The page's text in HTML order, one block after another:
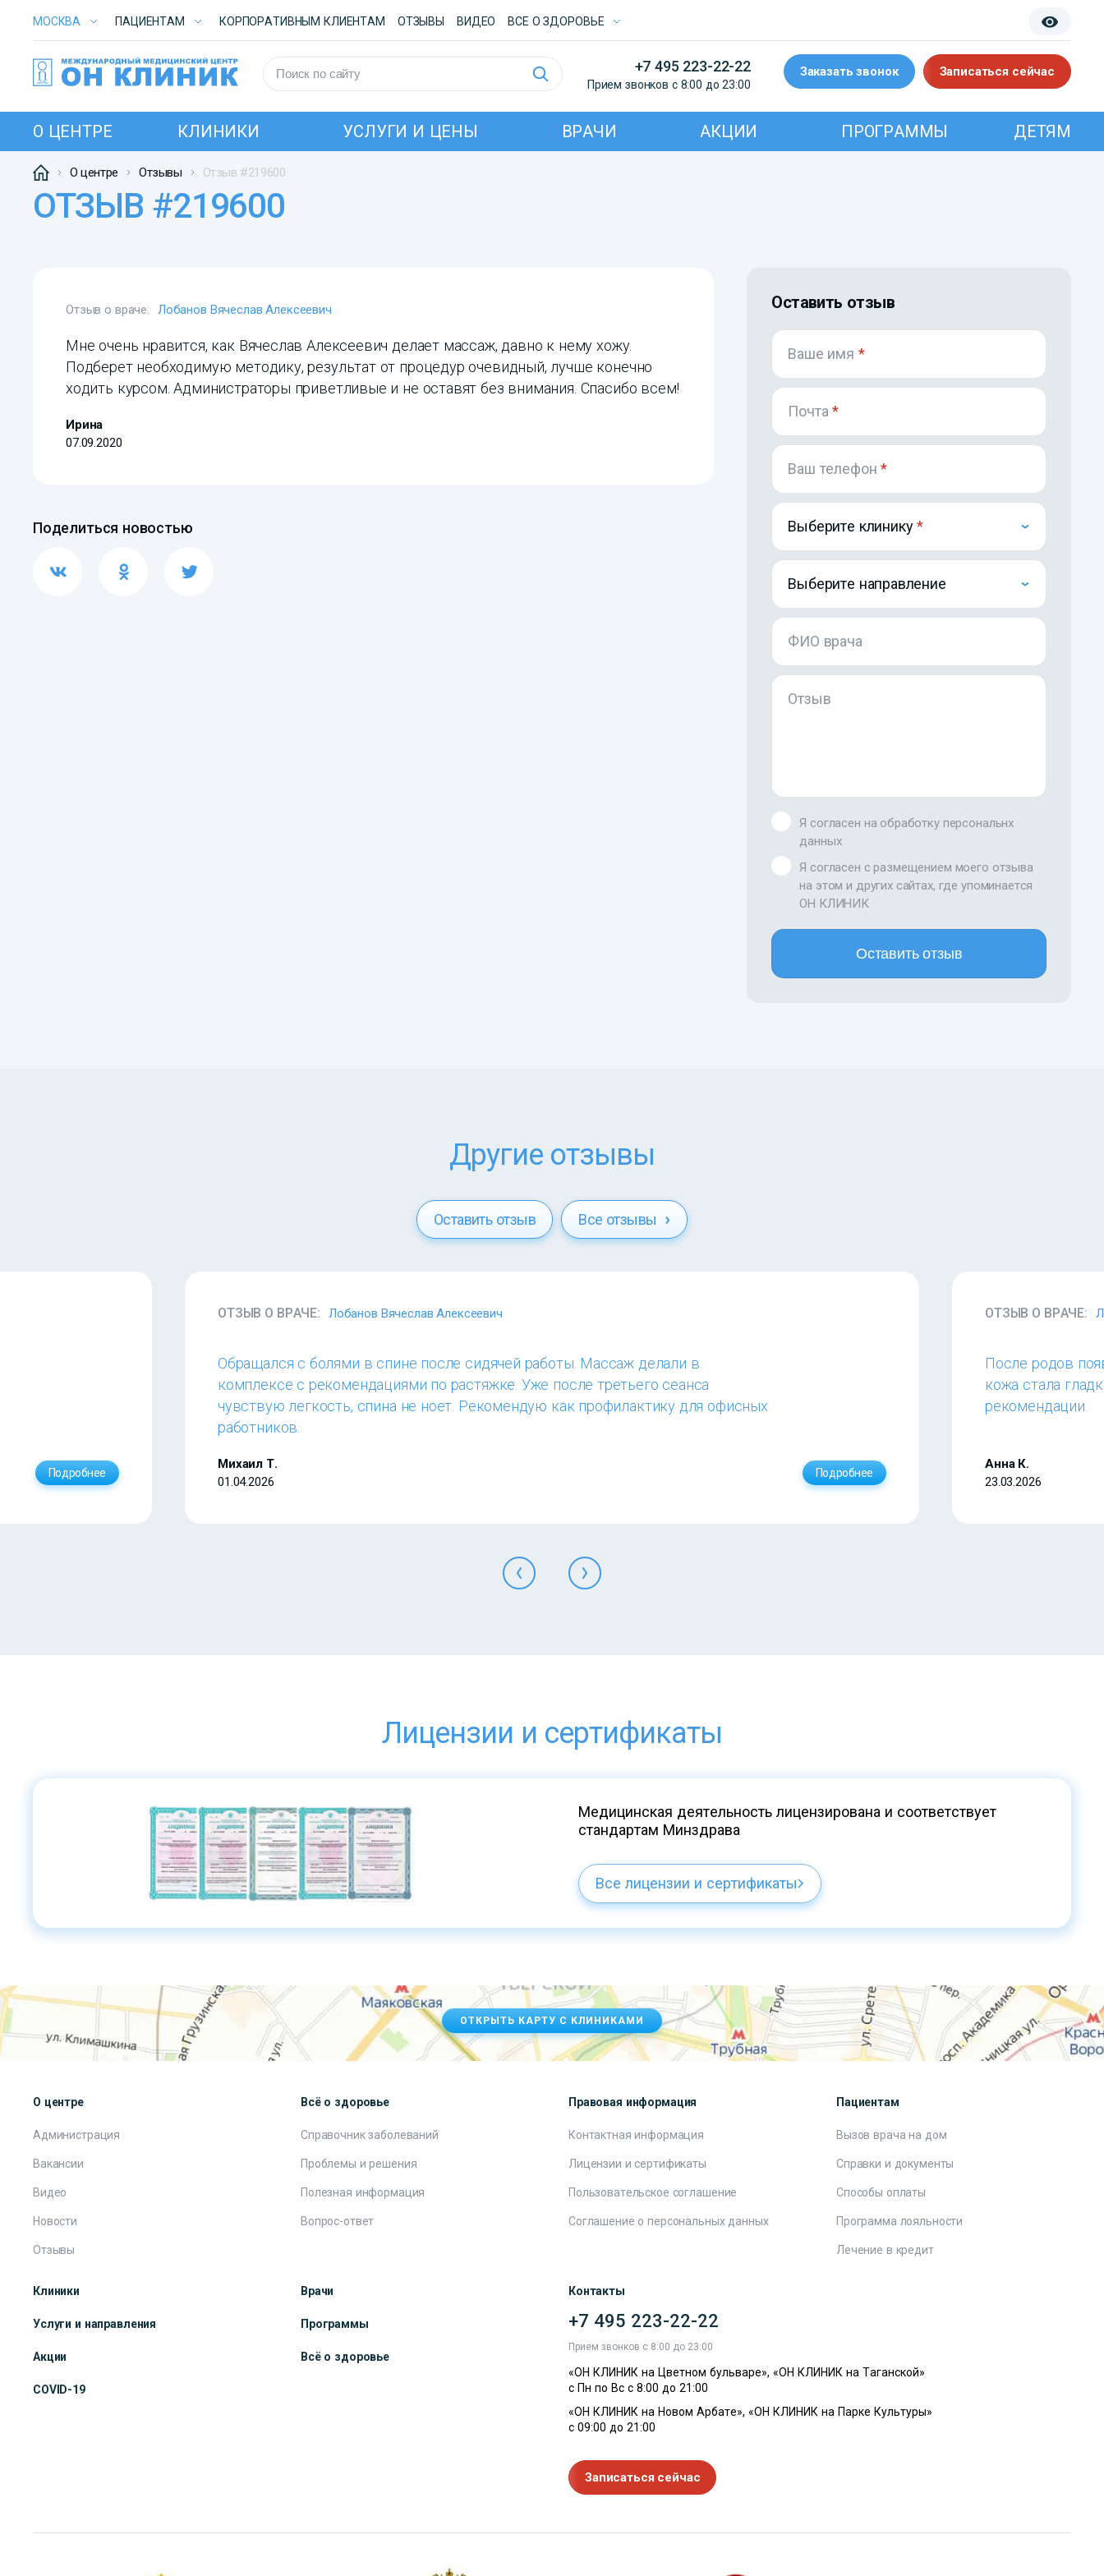
МОСКВА ПАЦИЕНТАМ КОРПОРАТИВНЫМ КЛИЕНТАМ ОТЗЫВЫ ВИДЕО ВСE О ЗДОРОВЬЕ
+7 495 223-22-22
Прием звонков с 8:00 до 23:00
Заказать звонок Записаться сейчас
О ЦЕНТРЕ КЛИНИКИ УСЛУГИ И ЦЕНЫ ВРАЧИ АКЦИИ ПРОГРАММЫ ДЕТЯМ
О центре Отзывы Отзыв #219600
ОТЗЫВ #219600
Отзыв о враче: Лобанов Вячеслав Алексеевич
Мне очень нравится, как Вячеслав Алексеевич делает массаж, давно к нему хожу.
Подберет необходимую методику, результат от процедур очевидный, лучше конечно
ходить курсом. Администраторы приветливые и не оставят без внимания. Спасибо всем!
Ирина
07.09.2020
Поделиться новостью
Оставить отзыв
Ваше имя *
Почта*
Ваш телефон*
Выберите клинику
Выберите направление
ФИО врача
Отзыв
Я согласен на обработку персональнх
данных
Я согласен с размещением моего отзыва
на этом и других сайтах, где упоминается
ОН КЛИНИК
Оставить отзыв
Другие отзывы
Оставить отзыв Все отзывы
Подробнее
ОТЗЫВ О ВРАЧЕ: Лобанов Вячеслав Алексеевич
Обращался с болями в спине после сидячей работы. Массаж делали в
комплексе с рекомендациями по растяжке. Уже после третьего сеанса
чувствую легкость, спина не ноет. Рекомендую как профилактику для офисных
работников.
Михаил Т.
01.04.2026
Подробнее
ОТЗЫВ О ВРАЧЕ:
После родов
кожа стала
рекомендации.
Анна К.
23.03.2026
Лицензии и сертификаты
Медицинская деятельность лицензирована и соответствует
стандартам Минздрава
Все лицензии и сертификаты
ОТКРЫТЬ КАРТУ С КЛИНИКАМИ
О центре
Администрация
Вакансии
Видео
Новости
Отзывы
Всё о здоровье
Справочник заболеваний
Проблемы и решения
Полезная информация
Вопрос-ответ
Правовая информация
Контактная информация
Лицензии и сертификаты
Пользовательское соглашение
Соглашение о персональных данных
Пациентам
Вызов врача на дом
Справки и документы
Способы оплаты
Программа лояльности
Лечение в кредит
Клиники Врачи
Услуги и направления Программы
Акции Всё о здоровье
COVID-19
Контакты
+7 495 223-22-22
Прием звонков с 8:00 до 23:00
«ОН КЛИНИК на Цветном бульваре», «ОН КЛИНИК на Таганской»
с Пн по Вс с 8:00 до 21:00
«ОН КЛИНИК на Новом Арбате», «ОН КЛИНИК на Парке Культуры»
с 09:00 до 21:00
Записаться сейчас